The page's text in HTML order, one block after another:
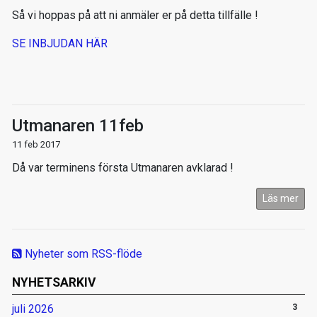
Nyheter som RSS-flöde
NYHETSARKIV
juli 2026 3
Så vi hoppas på att ni anmäler er på detta tillfälle !
SE INBJUDAN HÄR
Utmanaren 11feb
11 feb 2017
Då var terminens första Utmanaren avklarad !
Läs mer